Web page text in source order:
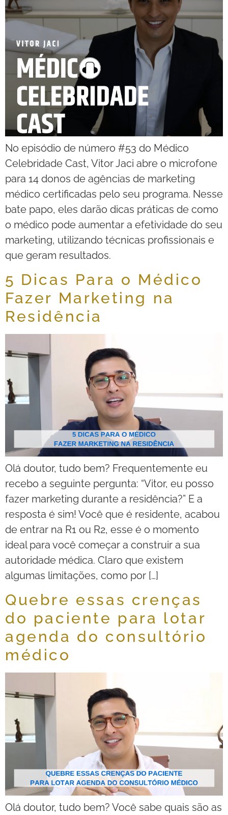
No episódio de número #53 do Médico
Celebridade Cast, Vitor Jaci abre o microfone
para 14 donos de agências de marketing
médico certificadas pelo seu programa. Nesse
bate papo, eles darão dicas práticas de como
o médico pode aumentar a efetividade do seu
marketing, utilizando técnicas profissionais e
que geram resultados.
5 Dicas Para o Médico
Fazer Marketing na
Residência
Olá doutor, tudo bem? Frequentemente eu
recebo a seguinte pergunta: “Vitor, eu posso
fazer marketing durante a residência?” E a
resposta é sim! Você que é residente, acabou
de entrar na R1 ou R2, esse é o momento
ideal para você começar a construir a sua
autoridade médica. Claro que existem
algumas limitações, como por […]
Quebre essas crenças
do paciente para lotar
agenda do consultório
médico
Olá doutor, tudo bem? Você sabe quais são as